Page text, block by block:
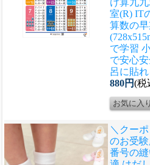
け算九
室(R) IT
算数の
で学習
で安心
呂に貼れ
880円(税
＼クー
のお受
番号の